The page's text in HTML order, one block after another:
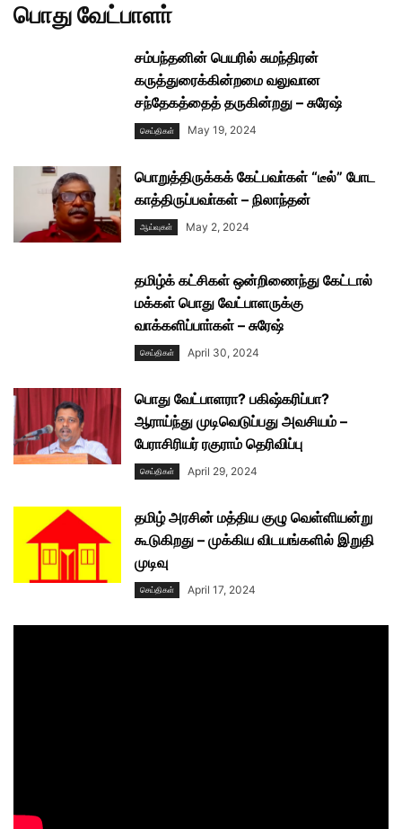
பொது வேட்பாளா்
சம்பந்தனின் பெயரில் சுமந்திரன்
கருத்துரைக்கின்றமை வலுவான
சந்தேகத்தைத் தருகின்றது – சுரேஷ்
செய்திகள் May 19, 2024
பொறுத்திருக்கக் கேட்பவா்கள் “டீல்” போட
காத்திருப்பவா்கள் – நிலாந்தன்
ஆய்வுகள் May 2, 2024
தமிழ்க் கட்சிகள் ஒன்றிணைந்து கேட்டால்
மக்கள் பொது வேட்பாளருக்கு
வாக்களிப்பாா்கள் – சுரேஷ்
செய்திகள் April 30, 2024
பொது வேட்பாளரா? பகிஷ்கரிப்பா?
ஆராய்ந்து முடிவெடுப்பது அவசியம் –
பேராசிரியர் ரகுராம் தெரிவிப்பு
செய்திகள் April 29, 2024
தமிழ் அரசின் மத்திய குழு வெள்ளியன்று
கூடுகிறது – முக்கிய விடயங்களில் இறுதி
முடிவு
செய்திகள் April 17, 2024